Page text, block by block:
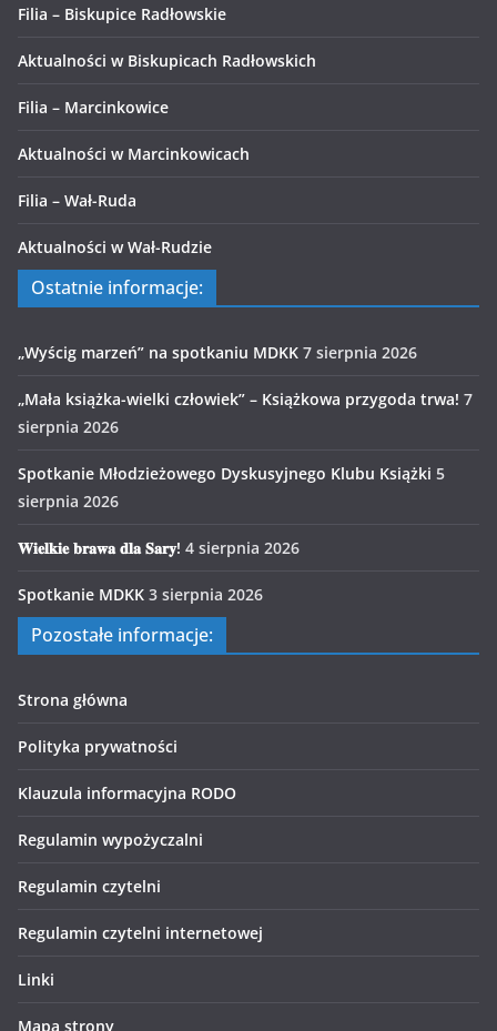
Filia – Biskupice Radłowskie
Aktualności w Biskupicach Radłowskich
Filia – Marcinkowice
Aktualności w Marcinkowicach
Filia – Wał-Ruda
Aktualności w Wał-Rudzie
Ostatnie informacje:
„Wyścig marzeń” na spotkaniu MDKK 7 sierpnia 2026
„Mała książka-wielki człowiek” – Książkowa przygoda trwa! 7
sierpnia 2026
Spotkanie Młodzieżowego Dyskusyjnego Klubu Książki 5
sierpnia 2026
𝐖𝐢𝐞𝐥𝐤𝐢𝐞 𝐛𝐫𝐚𝐰𝐚 𝐝𝐥𝐚 𝐒𝐚𝐫𝐲! 4 sierpnia 2026
Spotkanie MDKK 3 sierpnia 2026
Pozostałe informacje:
Strona główna
Polityka prywatności
Klauzula informacyjna RODO
Regulamin wypożyczalni
Regulamin czytelni
Regulamin czytelni internetowej
Linki
Mapa strony